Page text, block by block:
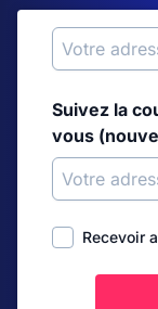
Suivez la
vous
Recevoir